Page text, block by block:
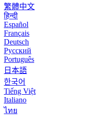
繁體中文
हिन्दी
Español
Français
Deutsch
Русский
Português
日本語
한국어
Tiếng Việt
Italiano
ไทย